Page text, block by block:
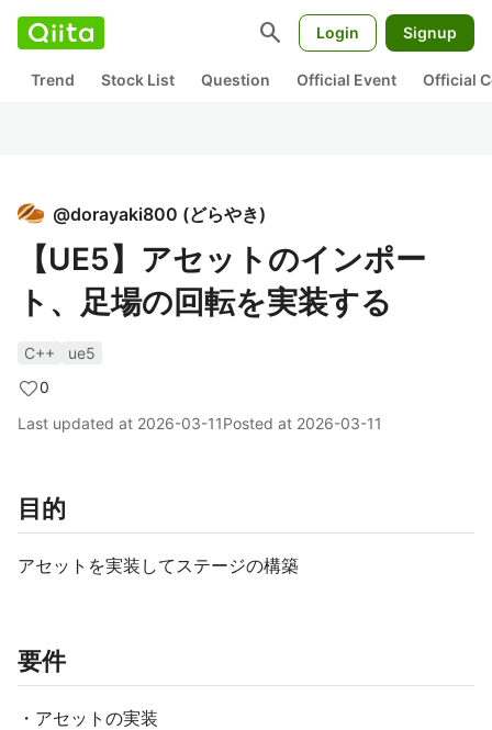
search Login Signup
Trend Stock List Question Official Event Official
@dorayaki800 (どらやき)
【UE5】アセットのインポー
ト、足場の回転を実装する
C++
ue5
0
Last updated at 2026-03-11Posted at 2026-03-11
目的
アセットを実装してステージの構築
要件
・アセットの実装